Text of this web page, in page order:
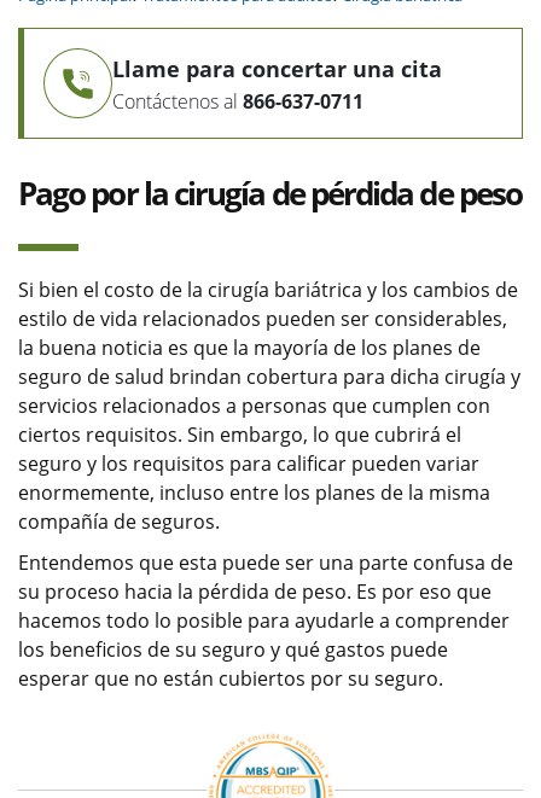
Llame para concertar una cita
Contáctenos al 866-637-0711
Pago por la cirugía de pérdida de peso
Si bien el costo de la cirugía bariátrica y los cambios de
estilo de vida relacionados pueden ser considerables,
la buena noticia es que la mayoría de los planes de
seguro de salud brindan cobertura para dicha cirugía y
servicios relacionados a personas que cumplen con
ciertos requisitos. Sin embargo, lo que cubrirá el
seguro y los requisitos para calificar pueden variar
enormemente, incluso entre los planes de la misma
compañía de seguros.
Entendemos que esta puede ser una parte confusa de
su proceso hacia la pérdida de peso. Es por eso que
hacemos todo lo posible para ayudarle a comprender
los beneficios de su seguro y qué gastos puede
esperar que no están cubiertos por su seguro.